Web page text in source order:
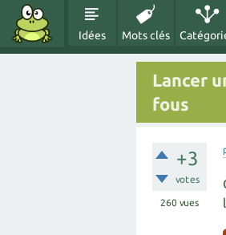
Idées Mots clés
Lancer
fous
+3
votes
260vues